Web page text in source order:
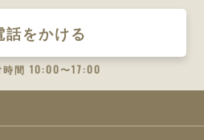
話をかける
時間 10:00〜17:00